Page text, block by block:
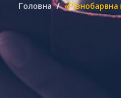
Головна «Різнобарвна